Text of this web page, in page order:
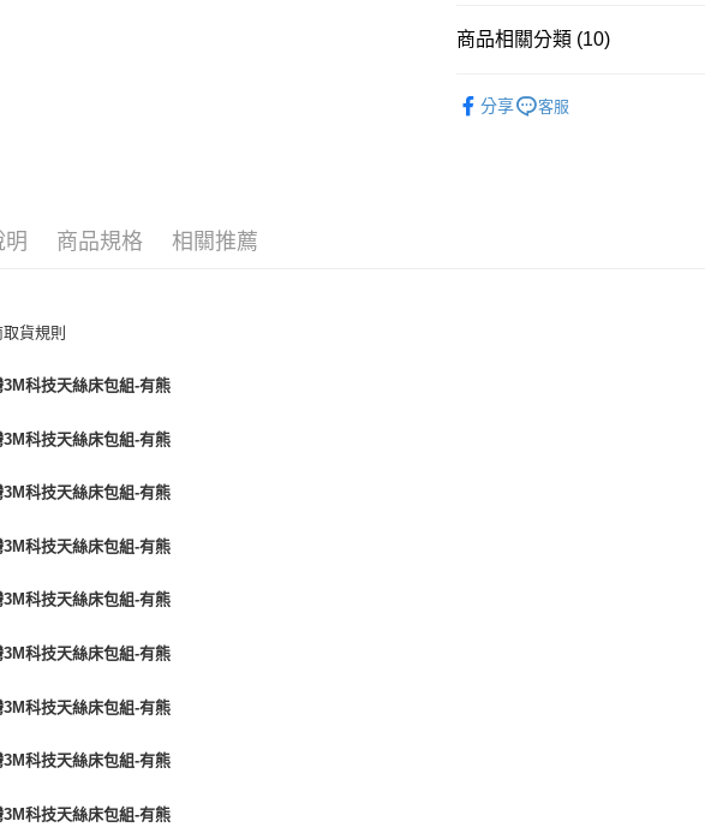
每筆NT$60
每筆NT$60
商品相關分類 (10)
分享 客服
明 商品規格 相關推薦